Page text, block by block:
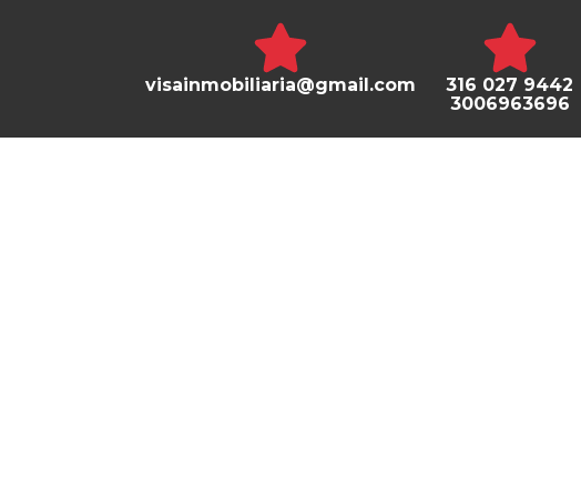
visainmobiliaria@gmail.com
316 027 9442
3006963696